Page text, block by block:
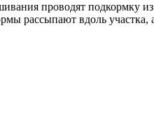
проводят подкормку
рассыпают вдоль